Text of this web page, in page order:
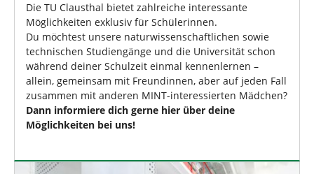
Die TU Clausthal bietet zahlreiche interessante
Möglichkeiten exklusiv für Schülerinnen.
Du möchtest unsere naturwissenschaftlichen sowie
technischen Studiengänge und die Universität schon
während deiner Schulzeit einmal kennenlernen –
allein, gemeinsam mit Freundinnen, aber auf jeden Fall
zusammen mit anderen MINT-interessierten Mädchen?
Dann informiere dich gerne hier über deine
Möglichkeiten bei uns!